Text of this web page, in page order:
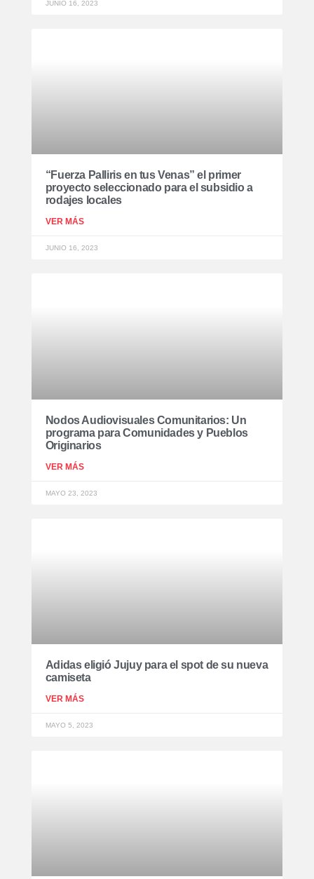
JUNIO 16, 2023
“Fuerza Palliris en tus Venas” el primer
proyecto seleccionado para el subsidio a
rodajes locales
VER MÁS
JUNIO 16, 2023
Nodos Audiovisuales Comunitarios: Un
programa para Comunidades y Pueblos
Originarios
VER MÁS
MAYO 23, 2023
Adidas eligió Jujuy para el spot de su nueva
camiseta
VER MÁS
MAYO 5, 2023